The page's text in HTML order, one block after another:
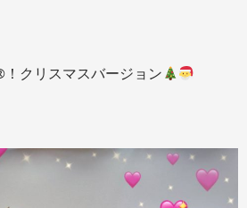
クリスマスバージョン